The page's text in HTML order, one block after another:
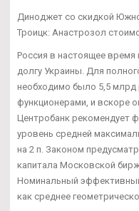
Диноджет со скидкой
Троицк: Анастрозол
Россия в настоящее время
долгу Украины. Для
необходимо было 5,5 млрд
функционерами, и вскоре
Центробанк рекомендует
уровень средней
на 2 п. Законом
капитала Московской
Номинальный
как среднее